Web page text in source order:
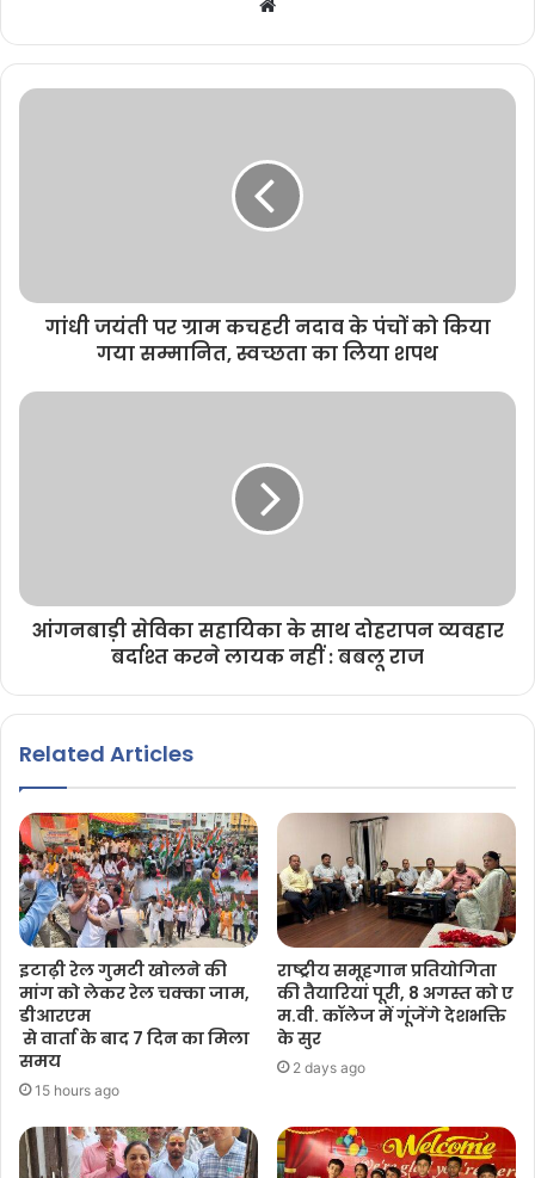
b
s
गांधी जयंती पर ग्राम कचहरी नदाव के पंचों को किया
गया सम्मानित, स्वच्छता का लिया शपथ
आंगनबाड़ी सेविका सहायिका के साथ दोहरापन व्यवहार
बर्दाश्त करने लायक नहीं : बबलू राज
Related Articles
इटाढ़ी रेल गुमटी खोलने की
मांग को लेकर रेल चक्का जाम,
डीआरएम
से वार्ता के बाद 7 दिन का मिला
समय
15 hours ago
राष्ट्रीय समूहगान प्रतियोगिता
की तैयारियां पूरी, 8 अगस्त को ए
म.वी. कॉलेज में गूंजेंगे देशभक्ति
के सुर
2 days ago